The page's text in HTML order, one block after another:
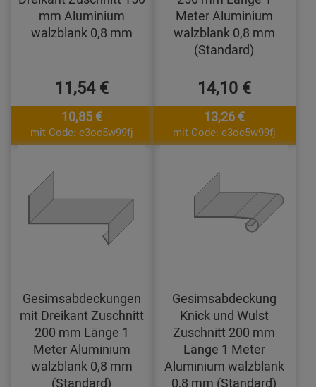
mm Aluminium
walzblank 0,8 mm
11,54 €
10,85 €
mit Code: e3oc5w99fj
Meter Aluminium
walzblank 0,8 mm
(Standard)
14,10 €
13,26 €
mit Code: e3oc5w99fj
Gesimsabdeckungen
mit Dreikant Zuschnitt
200 mm Länge 1
Meter Aluminium
walzblank 0,8 mm
(Standard)
Gesimsabdeckung
Knick und Wulst
Zuschnitt 200 mm
Länge 1 Meter
Aluminium walzblank
0,8 mm (Standard)